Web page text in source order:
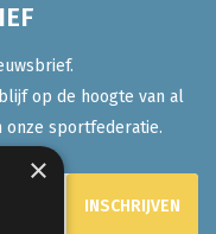
op de hoogte van al
onze sportfederatie.
×